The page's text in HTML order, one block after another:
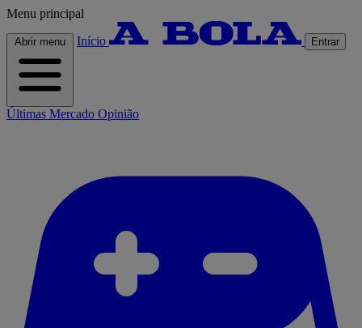
Menu principal
Abrir menu Início Entrar
Últimas Mercado Opinião